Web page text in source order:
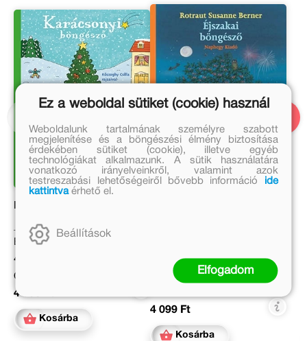
Eredeti ár:
4 999 Ft
Online ár:
4 099 Ft
Kosárba
Eredeti ár:
4 999 Ft
4 099 Ft
Kosárba
Ez a weboldal sütiket (cookie) használ
Weboldalunk tartalmának személyre szabott
megjelenítése és a böngészési élmény biztosítása
érdekében sütiket (cookie), illetve egyéb
technológiákat alkalmazunk. A sütik használatára
vonatkozó irányelveinkről, valamint azok
testreszabási lehetőségeiről bővebb információ
ide
kattintvaérhető el.
Beállítások
Elfogadom